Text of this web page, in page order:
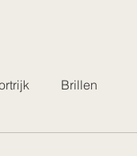
Brillen